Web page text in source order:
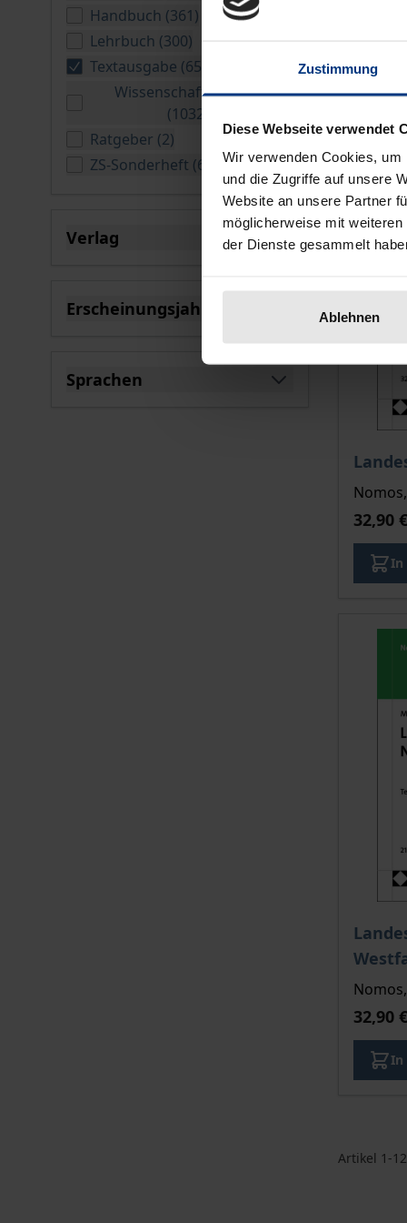
Zustimmung
Diese Webseite verwendet
Wir verwenden Cookies,
und die Zugriffe auf unsere
Website an unsere Partner
möglicherweise mit
der Dienste gesammelt
Ablehnen
Handbuch (361verfügbare Produkte
)
Lehrbuch (300verfügbare Produkte
)
Textausgabe (65 verfügbare Produkte
Filter ausgewählt
Wissenschaftsliteratur
(10327
Ratgeber (2verfügbare Produkte
)
ZS-Sonderheft (66 verfügbare Produkte
Verlag
Erscheinungsjahr
Sprachen
In
32,90 €
In
32,90 €
In
Artikel 1 -12